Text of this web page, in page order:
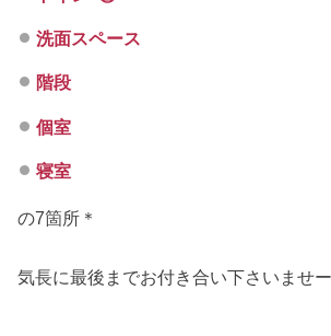
洗面スペース
階段
個室
寝室
の7箇所＊
気長に最後までお付き合い下さいませ